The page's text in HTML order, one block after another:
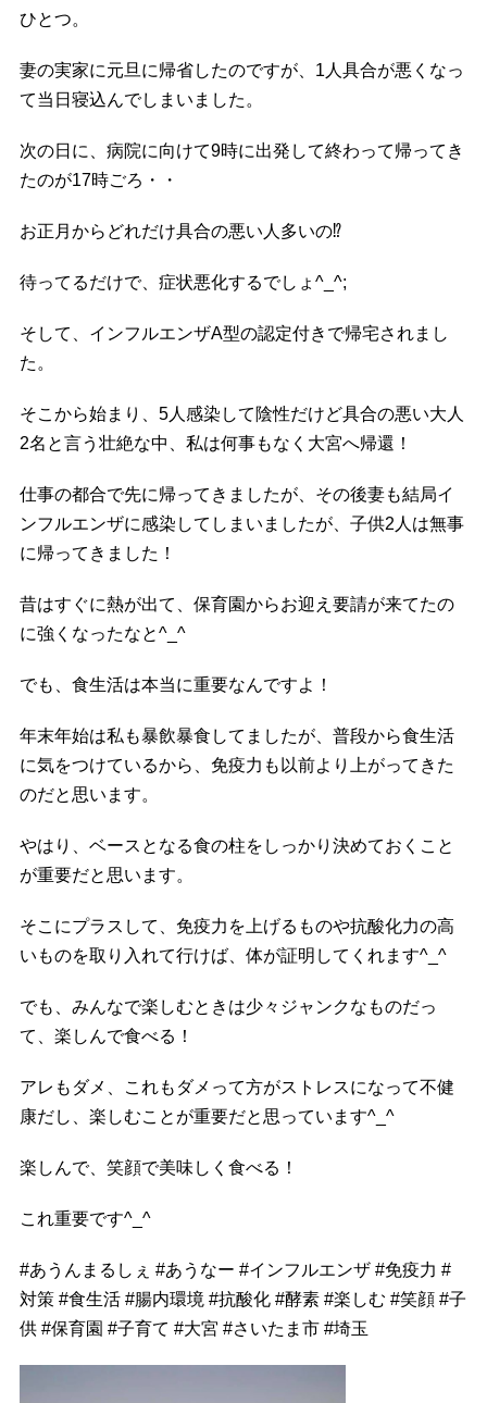
ひとつ。
妻の実家に元旦に帰省したのですが、1人具合が悪くなっ
て当日寝込んでしまいました。
次の日に、病院に向けて9時に出発して終わって帰ってき
たのが17時ごろ・・
お正月からどれだけ具合の悪い人多いの⁉️
待ってるだけで、症状悪化するでしょ^_^;
そして、インフルエンザA型の認定付きで帰宅されまし
た。
そこから始まり、5人感染して陰性だけど具合の悪い大人
2名と言う壮絶な中、私は何事もなく大宮へ帰還！
仕事の都合で先に帰ってきましたが、その後妻も結局イ
ンフルエンザに感染してしまいましたが、子供2人は無事
に帰ってきました！
昔はすぐに熱が出て、保育園からお迎え要請が来てたの
に強くなったなと^_^
でも、食生活は本当に重要なんですよ！
年末年始は私も暴飲暴食してましたが、普段から食生活
に気をつけているから、免疫力も以前より上がってきた
のだと思います。
やはり、ベースとなる食の柱をしっかり決めておくこと
が重要だと思います。
そこにプラスして、免疫力を上げるものや抗酸化力の高
いものを取り入れて行けば、体が証明してくれます^_^
でも、みんなで楽しむときは少々ジャンクなものだっ
て、楽しんで食べる！
アレもダメ、これもダメって方がストレスになって不健
康だし、楽しむことが重要だと思っています^_^
楽しんで、笑顔で美味しく食べる！
これ重要です^_^
#あうんまるしぇ #あうなー #インフルエンザ #免疫力 #
対策 #食生活 #腸内環境 #抗酸化 #酵素 #楽しむ #笑顔 #子
供 #保育園 #子育て #大宮 #さいたま市 #埼玉